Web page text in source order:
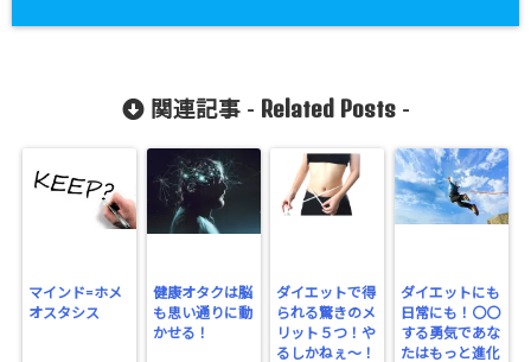
関連記事 - Related Posts-
マインド=ホメ
オスタシス
健康オタクは脳
も思い通りに動
かせる！
ダイエットで得
られる驚きのメ
リット５つ！や
るしかねぇ〜！
ダイエットにも
日常にも！〇〇
する勇気であな
たはもっと進化